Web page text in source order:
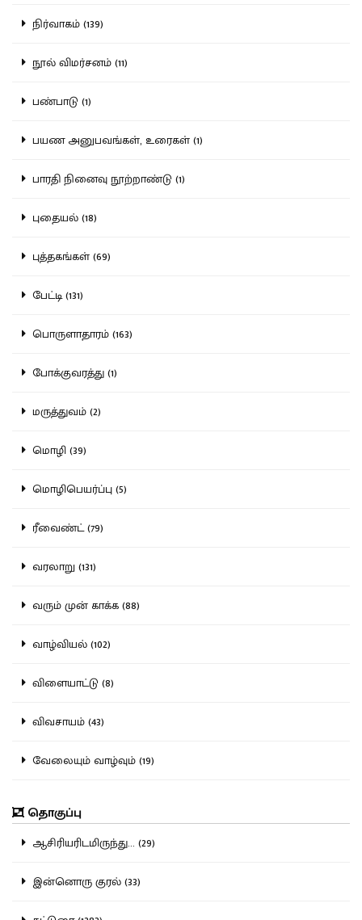
நிர்வாகம் (139)
நூல் விமர்சனம் (11)
பண்பாடு (1)
பயண அனுபவங்கள், உரைகள் (1)
பாரதி நினைவு நூற்றாண்டு (1)
புதையல் (18)
புத்தகங்கள் (69)
பேட்டி (131)
பொருளாதாரம் (163)
போக்குவரத்து (1)
மருத்துவம் (2)
மொழி (39)
மொழிபெயர்ப்பு (5)
ரீவைண்ட் (79)
வரலாறு (131)
வரும் முன் காக்க (88)
வாழ்வியல் (102)
விளையாட்டு (8)
விவசாயம் (43)
வேலையும் வாழ்வும் (19)
தொகுப்பு
ஆசிரியரிடமிருந்து... (29)
இன்னொரு குரல் (33)